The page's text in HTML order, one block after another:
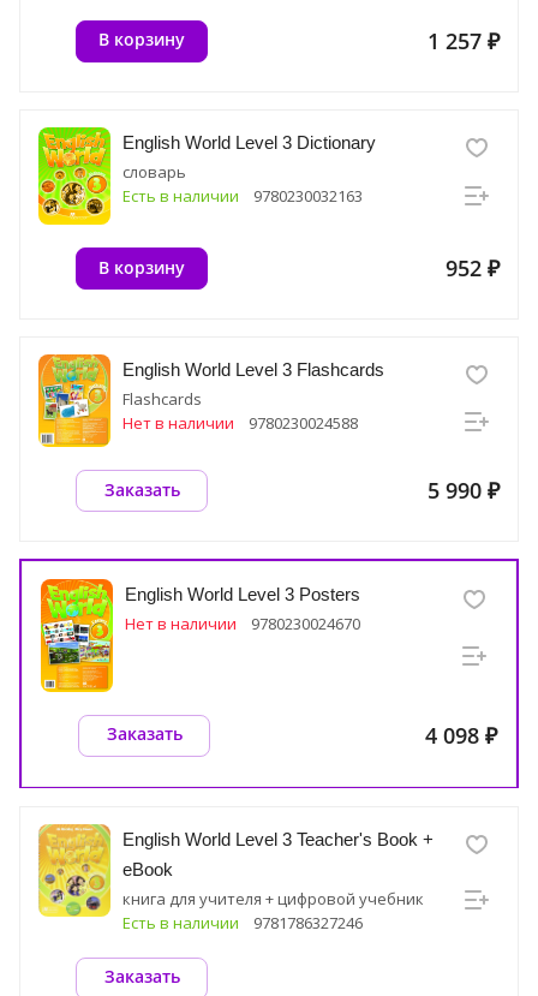
1 257 ₽
В корзину
English World Level 3 Dictionary
словарь
Есть в наличии
9780230032163
952 ₽
В корзину
English World Level 3 Flashcards
Flashcards
Нет в наличии
9780230024588
5 990 ₽
Заказать
English World Level 3 Posters
Нет в наличии 9780230024670
4 098 ₽
Заказать
English World Level 3 Teacher's Book +
eBook
книга для учителя + цифровой учебник
Есть в наличии
9781786327246
Заказать